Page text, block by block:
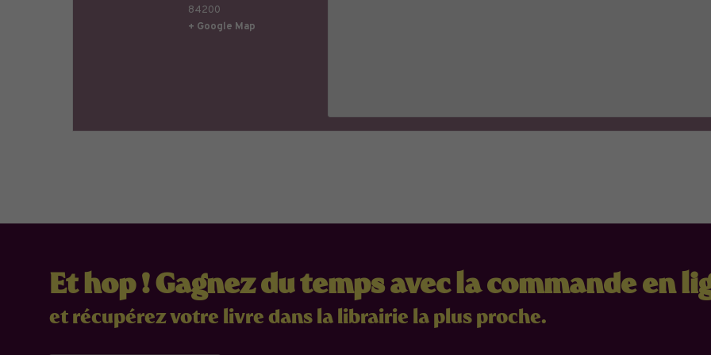
84200
+ Google Map
Et hop ! Gagnez du temps avec la commande en
et récupérez votre livre dans la librairie la plus proche.